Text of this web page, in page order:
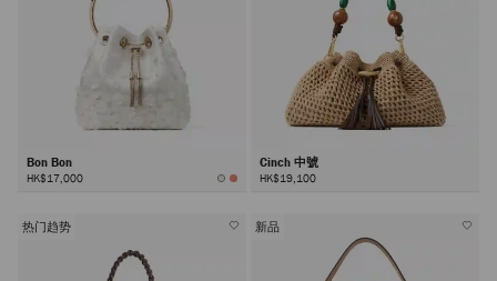
Bon Bon
HK$17,000
Cinch 中號
HK$19,100
热门趋势 新品